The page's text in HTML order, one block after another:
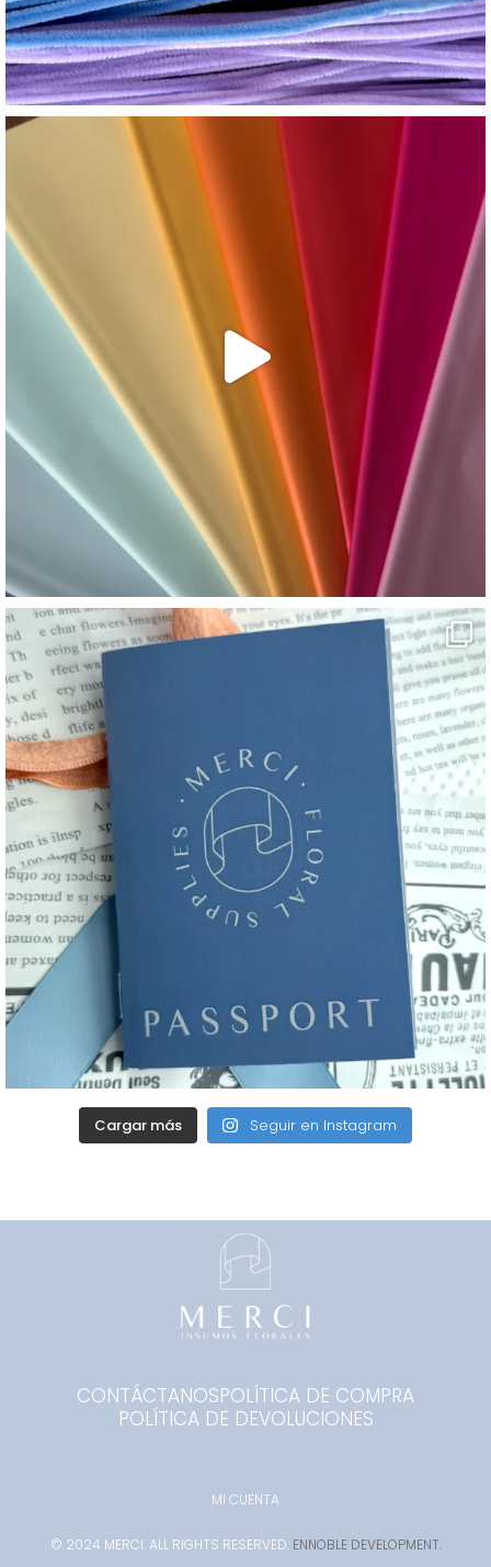
Cargar más Seguir en Instagram
CONTÁCTANOSPOLÍTICA DE COMPRA
POLÍTICA DE DEVOLUCIONES
© 2024 MERCI. ALL RIGHTS RESERVED. ENNOBLE DEVELOPMENT.
MI CUENTA